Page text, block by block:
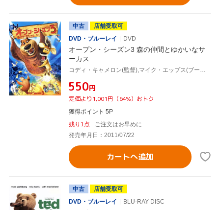
中古
店舗受取可
DVD・ブルーレイ
DVD
オープン・シーズン3 森の仲間とゆかいなサ
ーカス
¥550円
定価より1,001円（64%）おトク
獲得ポイント 5P
残り1点
ご注文はお早めに
発売年月日：2011/07/22
カートへ追加
中古
店舗受取可
DVD・ブルーレイ
BLU-RAY DISC